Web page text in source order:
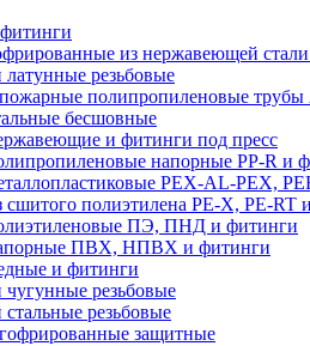
из нержавеющей
резьбовые
полипропиленовые
бесшовные
и фитинги под пресс
напорные PP-R и
PEX-AL-PEX,
сшитого полиэтилена PE-X, PE-RT
ПЭ, ПНД и фитинги
ПВХ, НПВХ и фитинги
и фитинги
резьбовые
резьбовые
защитные